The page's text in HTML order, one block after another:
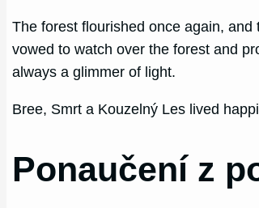
The forest flourished once again,
vowed to watch over the forest and
always a glimmer of light.
Bree, Smrt a Kouzelný Les lived
Ponaučení z